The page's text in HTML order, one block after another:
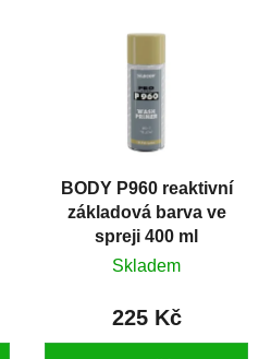
BODY P960 reaktivní
základová barva ve
spreji 400 ml
Skladem
225 Kč